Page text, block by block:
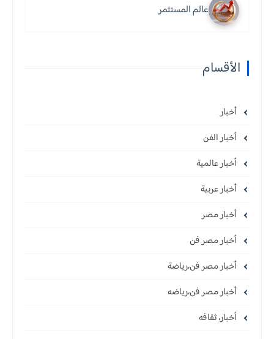
عالم المستثمر
الأقسام
أخبار
أخبار الفن
أخبار عالمية
أخبار عربية
أخبار مصر
أخبار مصر فن
أخبار مصر فن،رياضة
أخبار مصر فن،رياضه
أخبار، ثقافه